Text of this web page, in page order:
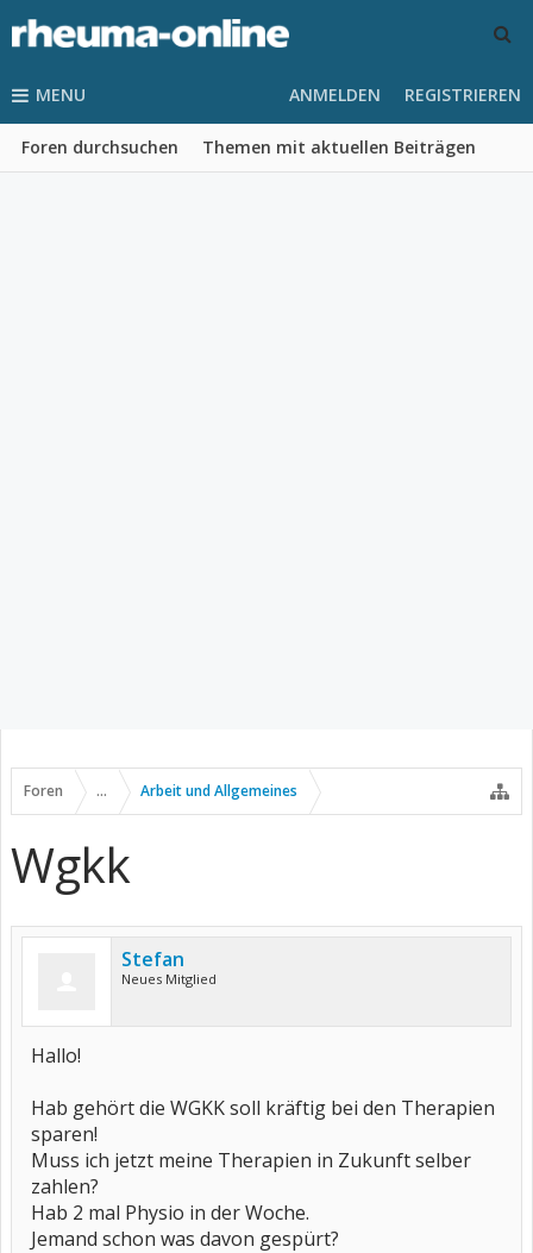
MENU
Foren durchsuchen Themen mit aktuellen Beiträgen
ANMELDEN REGISTRIEREN
Foren ... Arbeit und Allgemeines
Wgkk
Stefan
Neues Mitglied
Hallo!
Hab gehört die WGKK soll kräftig bei den Therapien
sparen!
Muss ich jetzt meine Therapien in Zukunft selber
zahlen?
Hab 2 mal Physio in der Woche.
Jemand schon was davon gespürt?